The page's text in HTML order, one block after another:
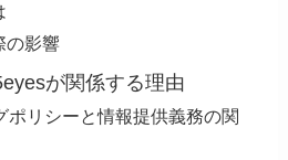
の影響
が関係する理由
ポリシーと情報提供義務の関